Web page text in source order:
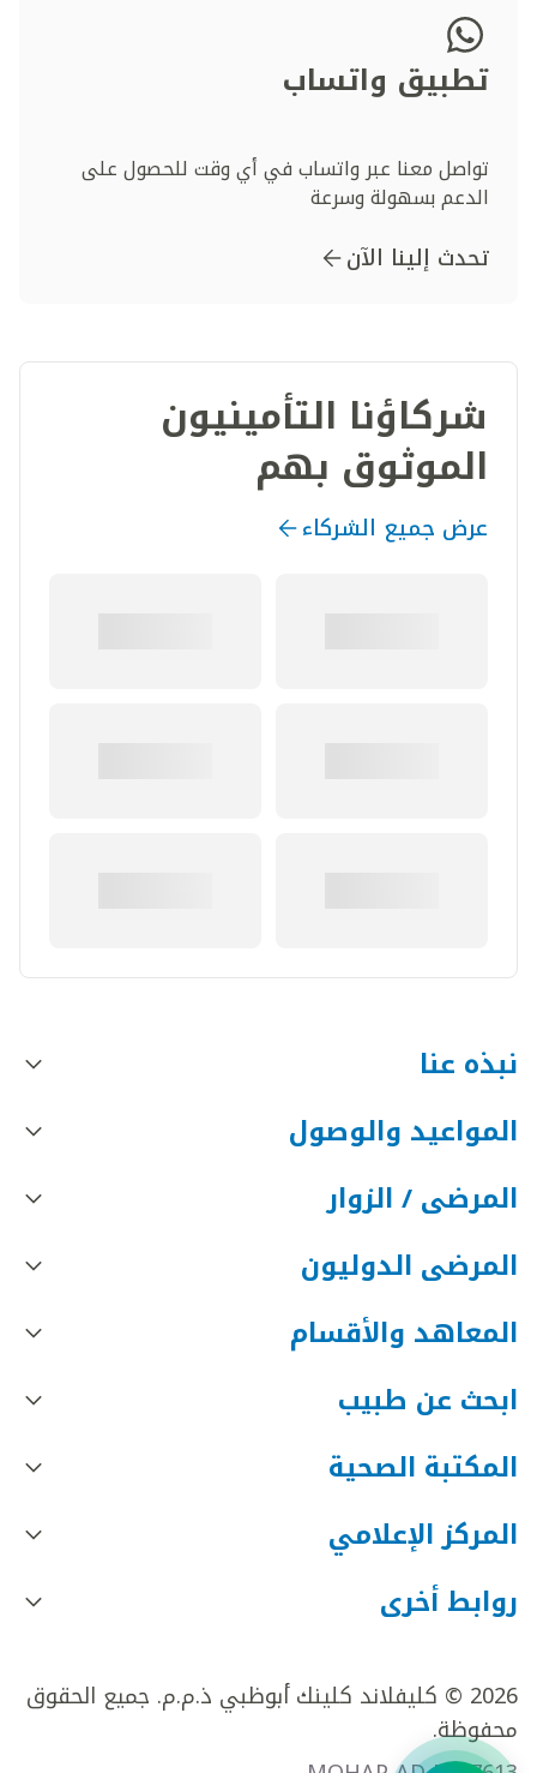
تطبيق واتساب
تواصل معنا عبر واتساب في أي وقت للحصول على
الدعم بسهولة وسرعة
تحدث إلينا الآن
شركاؤنا التأمينيون
الموثوق بهم
عرض جميع الشركاء
نبذه عنا
المواعيد والوصول
المرضى / الزوار
المرضى الدوليون
المعاهد والأقسام
ابحث عن طبيب
المكتبة الصحية
المركز الإعلامي
روابط أخرى
2026 © كليفلاند كلينك أبوظبي ذ.م.م. جميع الحقوق
محفوظة.